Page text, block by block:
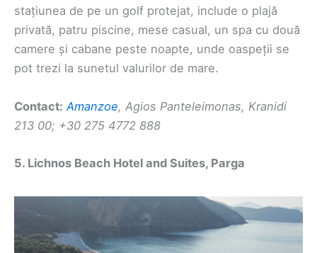
stațiunea de pe un golf protejat, include o plajă
privată, patru piscine, mese casual, un spa cu două
camere și cabane peste noapte, unde oaspeții se
pot trezi la sunetul valurilor de mare.
Contact: Amanzoe, Agios Panteleimonas, Kranidi
213 00; +30 275 4772 888
5. Lichnos Beach Hotel and Suites, Parga